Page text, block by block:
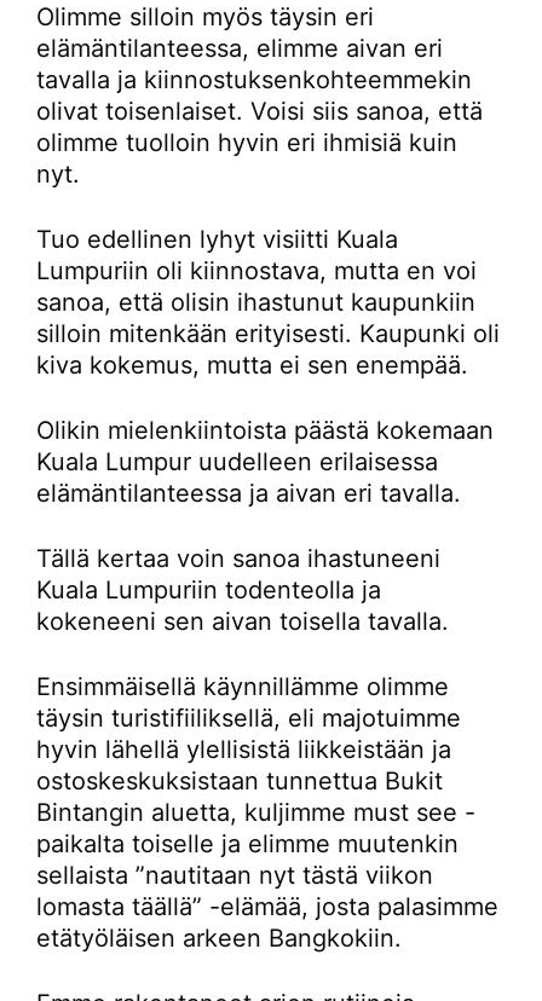
Olimme silloin myös täysin eri
elämäntilanteessa, elimme aivan eri
tavalla ja kiinnostuksenkohteemmekin
olivat toisenlaiset. Voisi siis sanoa, että
olimme tuolloin hyvin eri ihmisiä kuin
nyt.
Tuo edellinen lyhyt visiitti Kuala
Lumpuriin oli kiinnostava, mutta en voi
sanoa, että olisin ihastunut kaupunkiin
silloin mitenkään erityisesti. Kaupunki oli
kiva kokemus, mutta ei sen enempää.
Olikin mielenkiintoista päästä kokemaan
Kuala Lumpur uudelleen erilaisessa
elämäntilanteessa ja aivan eri tavalla.
Tällä kertaa voin sanoa ihastuneeni
Kuala Lumpuriin todenteolla ja
kokeneeni sen aivan toisella tavalla.
Ensimmäisellä käynnillämme olimme
täysin turistifiiliksellä, eli majotuimme
hyvin lähellä ylellisistä liikkeistään ja
ostoskeskuksistaan tunnettua Bukit
Bintangin aluetta, kuljimme must see -
paikalta toiselle ja elimme muutenkin
sellaista ”nautitaan nyt tästä viikon
lomasta täällä” -elämää, josta palasimme
etätyöläisen arkeen Bangkokiin.